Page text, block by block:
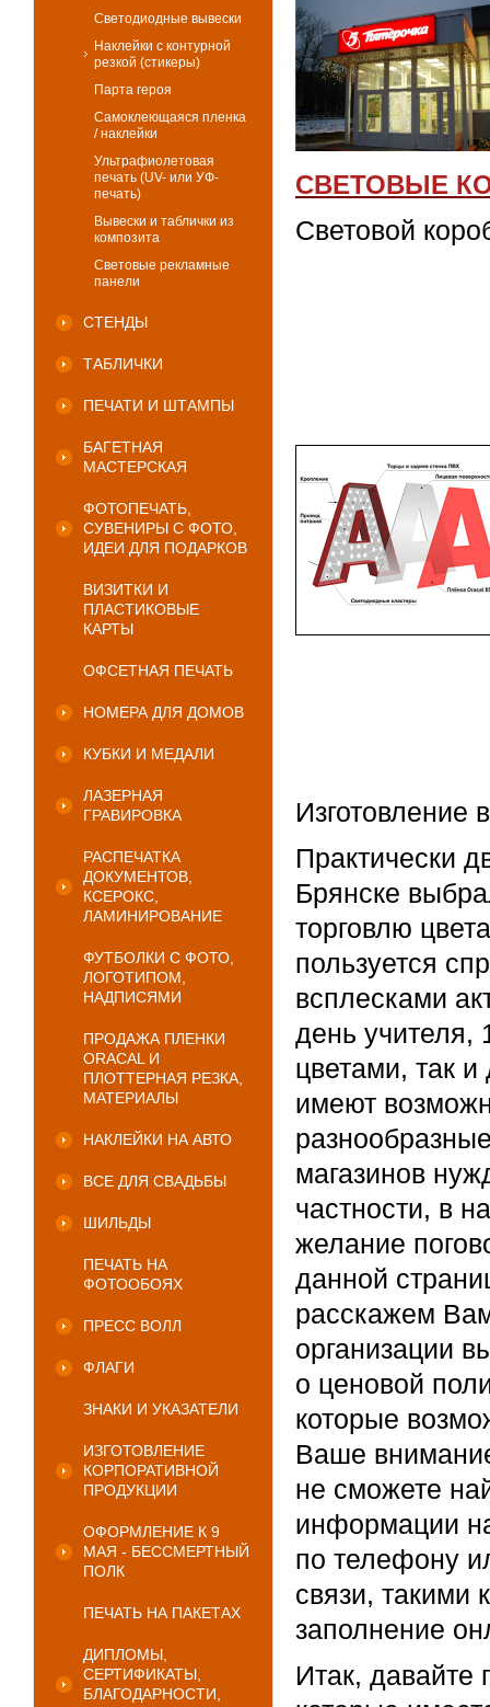
Светодиодные вывески
Наклейки с контурной
резкой (стикеры)
Парта героя
Самоклеющаяся пленка
/ наклейки
Ультрафиолетовая
печать (UV- или УФ-
печать)
Вывески и таблички из
композита
Световые рекламные
панели
СТЕНДЫ
ТАБЛИЧКИ
ПЕЧАТИ И ШТАМПЫ
БАГЕТНАЯ
МАСТЕРСКАЯ
ФОТОПЕЧАТЬ,
СУВЕНИРЫ С ФОТО,
ИДЕИ ДЛЯ ПОДАРКОВ
ВИЗИТКИ И
ПЛАСТИКОВЫЕ
КАРТЫ
ОФСЕТНАЯ ПЕЧАТЬ
НОМЕРА ДЛЯ ДОМОВ
КУБКИ И МЕДАЛИ
ЛАЗЕРНАЯ
ГРАВИРОВКА
РАСПЕЧАТКА
ДОКУМЕНТОВ,
КСЕРОКС,
ЛАМИНИРОВАНИЕ
ФУТБОЛКИ С ФОТО,
ЛОГОТИПОМ,
НАДПИСЯМИ
ПРОДАЖА ПЛЕНКИ
ORACAL И
ПЛОТТЕРНАЯ РЕЗКА,
МАТЕРИАЛЫ
НАКЛЕЙКИ НА АВТО
ВСЕ ДЛЯ СВАДЬБЫ
ШИЛЬДЫ
ПЕЧАТЬ НА
ФОТООБОЯХ
ПРЕСС ВОЛЛ
ФЛАГИ
ЗНАКИ И УКАЗАТЕЛИ
ИЗГОТОВЛЕНИЕ
КОРПОРАТИВНОЙ
ПРОДУКЦИИ
ОФОРМЛЕНИЕ К 9
МАЯ - БЕССМЕРТНЫЙ
ПОЛК
ПЕЧАТЬ НА ПАКЕТАХ
ДИПЛОМЫ,
СЕРТИФИКАТЫ,
БЛАГОДАРНОСТИ,
СВЕТОВЫЕ
Световой
Изготовление
Практически
Брянске
торговлю
пользуется
всплесками
день учителя,
цветами, так
имеют
магазинов
частности, в
желание
данной
расскажем
организации
о ценовой
которые
Ваше
не сможете
информации
по телефону
связи, такими
заполнение
Итак,